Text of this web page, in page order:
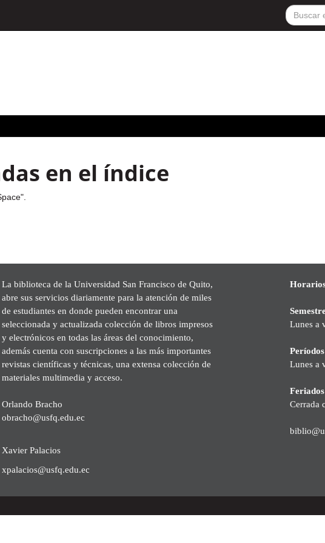
en el índice
La biblioteca de la Universidad San Francisco de Quito,
abre sus servicios diariamente para la atención de miles
de estudiantes en donde pueden encontrar una
seleccionada y actualizada colección de libros impresos
y electrónicos en todas las áreas del conocimiento,
además cuenta con suscripciones a las más importantes
revistas científicas y técnicas, una extensa colección de
materiales multimedia y acceso.
Orlando Bracho
obracho@usfq.edu.ec
Xavier Palacios
xpalacios@usfq.edu.ec
Lunes a
Lunes a
Cerrada